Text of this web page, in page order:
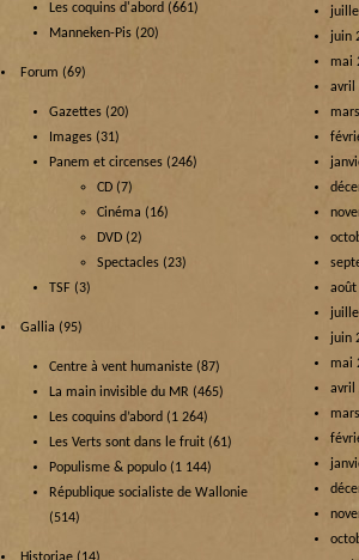
Les coquins d'abord (661)
Manneken-Pis (20)
Forum (69)
Gazettes (20)
Images (31)
Panem et circenses (246)
CD (7)
Cinéma (16)
DVD (2)
Spectacles (23)
TSF (3)
Gallia (95)
Centre à vent humaniste (87)
La main invisible du MR (465)
Les coquins d’abord (1 264)
Les Verts sont dans le fruit (61)
Populisme & populo (1 144)
République socialiste de Wallonie
(514)
juin
mai
avril
août
juin
mai
avril